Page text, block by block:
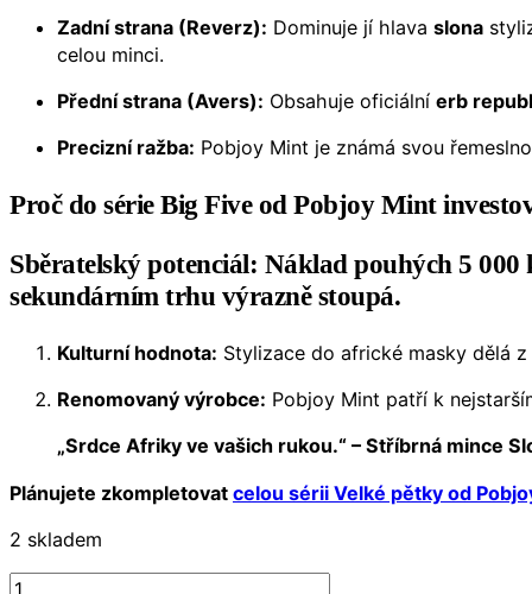
Zadní strana (Reverz): Dominuje jí hlava slona
celou minci.
Přední strana (Avers): Obsahuje oficiální erb
Precizní ražba: Pobjoy Mint je známá svou
Proč do série Big Five od Pobjoy Mint
Sběratelský potenciál: Náklad pouhých 5 000
sekundárním trhu výrazně stoupá.
Kulturní hodnota: Stylizace do africké masky dělá
Renomovaný výrobce: Pobjoy Mint patří k
„Srdce Afriky ve vašich rukou.“ – Stříbrná mince
Plánujete zkompletovat celou sérii Velké pětky od
2 skladem
Stříbrná